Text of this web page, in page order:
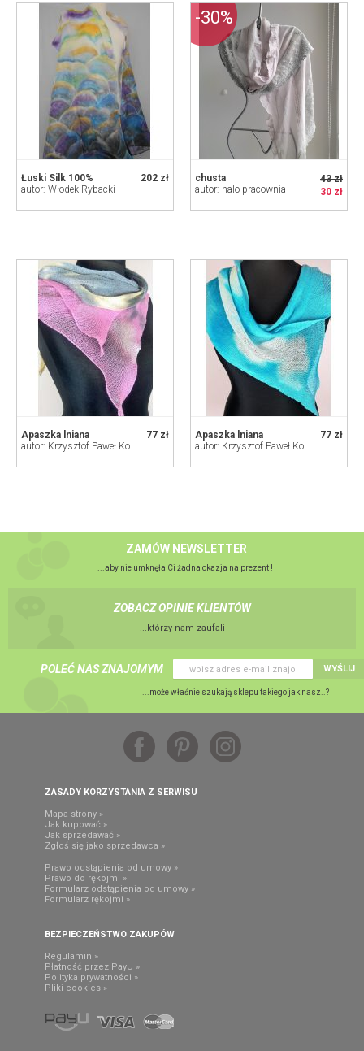
202 zł
Łuski Silk 100%
autor: Włodek Rybacki
43 zł
30 zł
chusta
autor: halo-pracownia
-30%
77 zł
Apaszka lniana
autor: Krzysztof Paweł Kowalski
77 zł
Apaszka lniana
autor: Krzysztof Paweł Kowalski
ZAMÓW NEWSLETTER
...aby nie umknęła Ci żadna okazja na prezent !
ZOBACZ OPINIE KLIENTÓW
...którzy nam zaufali
POLEĆ NAS ZNAJOMYM WYŚLIJ
...może właśnie szukają sklepu takiego jak nasz..?
ZASADY KORZYSTANIA Z SERWISU
Mapa strony »
Jak kupować »
Jak sprzedawać »
Zgłoś się jako sprzedawca »
Prawo odstąpienia od umowy »
Prawo do rękojmi »
Formularz odstąpienia od umowy »
Formularz rękojmi »
BEZPIECZEŃSTWO ZAKUPÓW
Regulamin »
Płatność przez PayU »
Polityka prywatności »
Pliki cookies »